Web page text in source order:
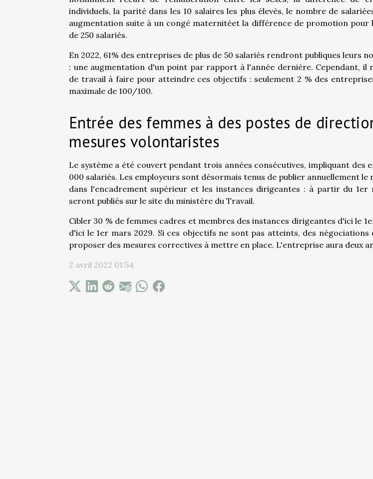
individuels, la parité dans les 10 salaires les plus élevés, le nombre de
augmentation suite à un congé maternitéet la différence de promotion pour
de 250 salariés.
En 2022, 61% des entreprises de plus de 50 salariés rendront publiques leurs
: une augmentation d'un point par rapport à l'année dernière. Cependant, il
de travail à faire pour atteindre ces objectifs : seulement 2 % des
maximale de 100/100.
Entrée des femmes à des postes de
mesures volontaristes
Le système a été couvert pendant trois années consécutives, impliquant des
000 salariés. Les employeurs sont désormais tenus de publier annuellement
dans l'encadrement supérieur et les instances dirigeantes : à partir du 1er
seront publiés sur le site du ministère du Travail.
Cibler 30 % de femmes cadres et membres des instances dirigeantes d'ici le
d'ici le 1er mars 2029. Si ces objectifs ne sont pas atteints, des
proposer des mesures correctives à mettre en place. L'entreprise aura deux
2 avril 2022 01:54